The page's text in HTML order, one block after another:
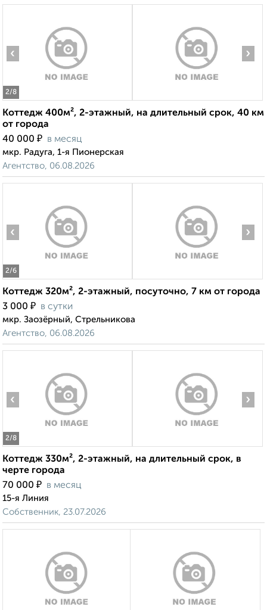
2/8
‹ ›
Коттедж 400м², 2-этажный, на длительный срок, 40 км
от города
40 000 ₽ в месяц
мкр. Радуга, 1-я Пионерская
Агентство, 06.08.2026
2/6
‹ ›
Коттедж 320м², 2-этажный, посуточно, 7 км от города
3 000 ₽ в сутки
мкр. Заозёрный, Стрельникова
Агентство, 06.08.2026
2/8
‹ ›
Коттедж 330м², 2-этажный, на длительный срок, в
черте города
70 000 ₽ в месяц
15-я Линия
Собственник, 23.07.2026